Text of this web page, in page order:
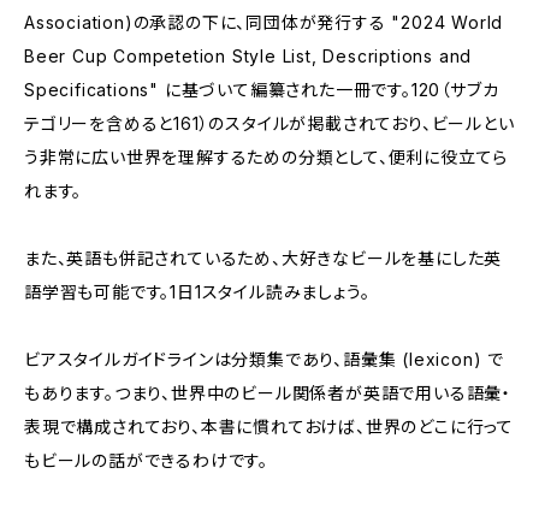
Association)の承認の下に、同団体が発行する "2024 World
Beer Cup Competetion Style List, Descriptions and
Specifications" に基づいて編纂された一冊です。120（サブカ
テゴリーを含めると161）のスタイルが掲載されており、ビールとい
う非常に広い世界を理解するための分類として、便利に役立てら
れます。
また、英語も併記されているため、大好きなビールを基にした英
語学習も可能です。1日1スタイル読みましょう。
ビアスタイルガイドラインは分類集であり、語彙集 (lexicon) で
もあります。つまり、世界中のビール関係者が英語で用いる語彙・
表現で構成されており、本書に慣れておけば、世界のどこに行って
もビールの話ができるわけです。